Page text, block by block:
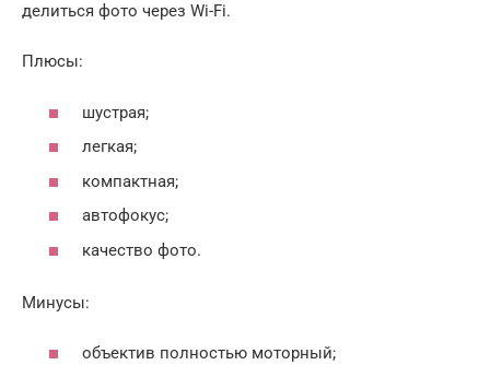
делиться фото через Wi-Fi.
Плюсы:
шустрая;
легкая;
компактная;
автофокус;
качество фото.
Минусы:
объектив полностью моторный;